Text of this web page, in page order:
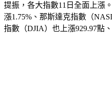
除了川普的言論，美股同樣受
提振，各大指數11日全面上漲
漲1.75%、那斯達克指數（